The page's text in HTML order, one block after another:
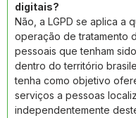
digitais?
Não, a LGPD se aplica a
operação de tratamento
pessoais que tenham
dentro do território
tenha como objetivo
serviços a pessoas
independentemente